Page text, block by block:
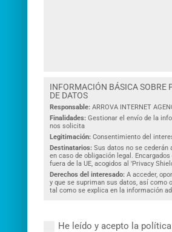
INFORMACIÓN BÁSICA SOBRE
DE DATOS
Responsable:ARROVA INTERNET
Finalidades:Gestionar el envío de la
nos solicita
Legitimación: Consentimiento del
Destinatarios:Sus datos no se cederán
en caso de obligación legal.
fuera de la UE, acogidos al 'Privacy
Derechos del interesado:A acceder,
y que se supriman sus datos, así como
tal como se explica en la información
He leído y acepto la